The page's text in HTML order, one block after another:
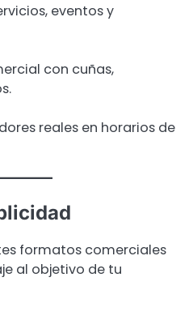
eventos y
con cuñas,
reales en horarios de
formatos comerciales
al objetivo de tu